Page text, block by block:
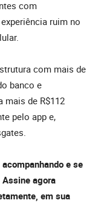
com
ruim no
com mais de
banco e
mais de R$112
pelo app e,
e se
agora
em sua